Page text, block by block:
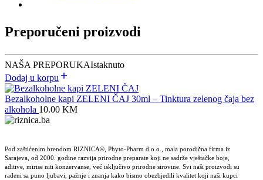
Preporučeni proizvodi
NAŠA PREPORUKAIstaknuto
Dodaj u korpu
Bezalkoholne kapi ZELENI ČAJ 30ml – Tinktura zelenog čaja bez
alkohola 10.00 KM
Pod zaštićenim brendom RIZNICA®, Phyto-Pharm d.o.o., mala porodična firma iz
Sarajeva, od 2000. godine razvija prirodne preparate koji ne sadrže vještačke boje,
aditive, mirise niti konzervanse, već isključivo prirodne sirovine. Svi naši proizvodi su
rađeni sa puno ljubavi, pažnje i znanja kako bismo obezbjedili kvalitet koji naši kupci